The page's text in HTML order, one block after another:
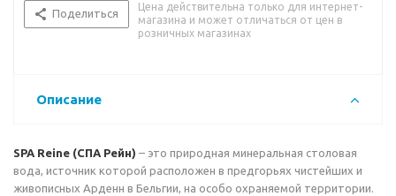
уровню минерализации и природной чистоте, данная вода
прекрасно подходит для всех возрастных категорий -
Поделиться
Цена действительна только для интернет-
магазина и может отличаться от цен в
розничных магазинах
Описание
SPA Reine (СПА Рейн) – это природная минеральная столовая
вода, источник которой расположен в предгорьях чистейших и
живописных Арденн в Бельгии, на особо охраняемой территории.